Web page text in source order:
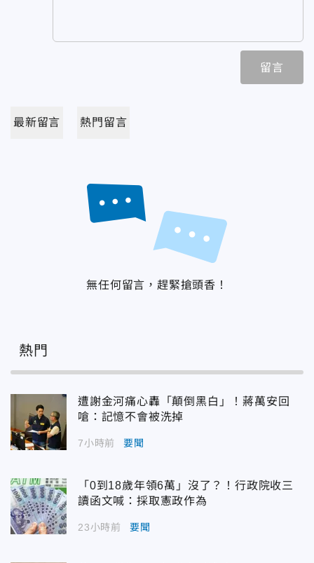
留言
最新留言 熱門留言
無任何留言，趕緊搶頭香！
熱門
遭謝金河痛心轟「顛倒黑白」！蔣萬安回
嗆：記憶不會被洗掉
7小時前 要聞
「0到18歲年領6萬」沒了？！行政院收三
讀函文喊：採取憲政作為
23小時前 要聞